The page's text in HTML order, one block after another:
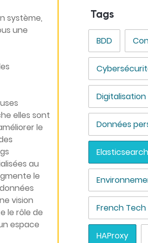
système,
une
elles sont
le
au
le
vision
le rôle de
espace
Tags
BDD
Digitalisation
Données
Elasticsearch
French Tech
HAProxy